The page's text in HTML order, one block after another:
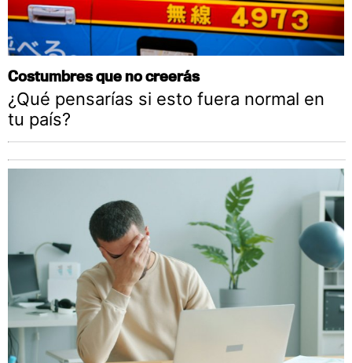
Costumbres que no creerás
¿Qué pensarías si esto fuera normal en
tu país?